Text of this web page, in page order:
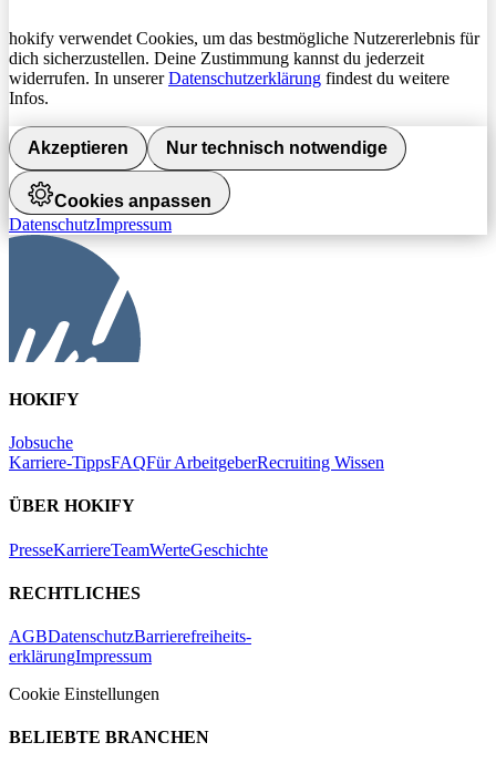
hokify verwendet Cookies, um das bestmögliche Nutzererlebnis für
dich sicherzustellen. Deine Zustimmung kannst du jederzeit
widerrufen. In unsererDatenschutzerklärung findest du weitere
Infos.
Akzeptieren Nur technisch notwendige
Cookies anpassen
DatenschutzImpressum
HOKIFY
Jobsuche
Karriere-TippsFAQFür ArbeitgeberRecruiting Wissen
ÜBER HOKIFY
PresseKarriereTeamWerteGeschichte
RECHTLICHES
AGBDatenschutzBarrierefreiheits-
erklärungImpressum
Cookie Einstellungen
BELIEBTE BRANCHEN